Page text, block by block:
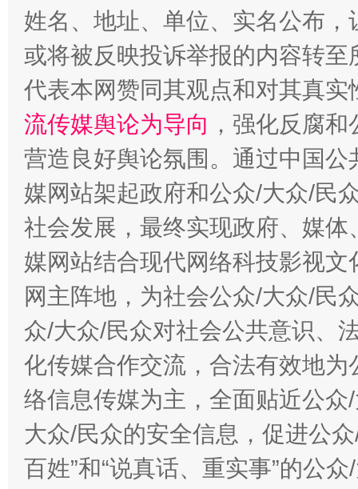
在谋一域中谋全局
今
习近平的博鳌关键词
魏明亮
“刷贴”乱象丛生
生
姓名、地址、单位、实名公布
或将被反映投诉举报的内容转
代表本网赞同其观点和对其真实
流传媒舆论为导向 ，强化反腐
营造良好舆论氛围。通过中国
媒网站架起政府和公众/大众/民
社会发展，最终实现政府、媒
媒网站结合现代网络科技影视
网主阵地，为社会公众/大众/民
众/大众/民众对社会公共意识、
化传媒合作交流，合法有效地
络信息传媒为主，全面贴近公
大众/民众的安全信息，促进公
百姓”和“说真话、重实事”的公